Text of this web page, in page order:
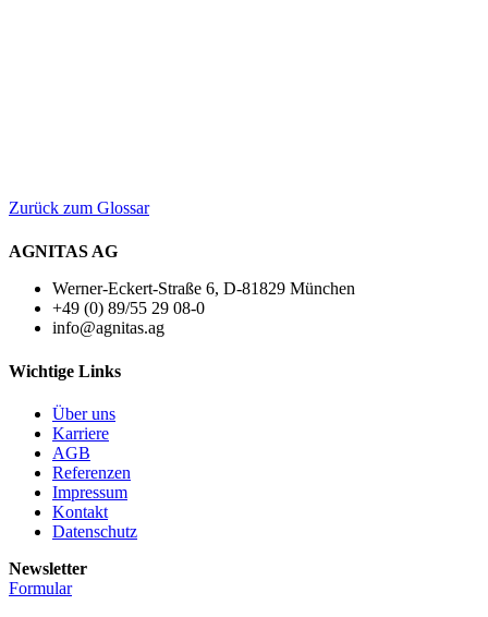
Zurück zum Glossar
AGNITAS AG
Werner-Eckert-Straße 6, D-81829 München
+49 (0) 89/55 29 08-0
info@agnitas.ag
Wichtige Links
Über uns
Karriere
AGB
Referenzen
Impressum
Kontakt
Datenschutz
Newsletter
Formular